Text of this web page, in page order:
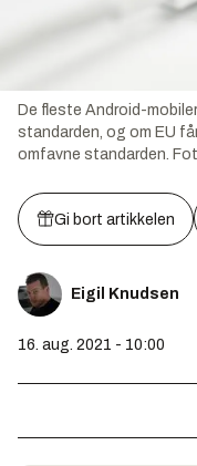
De fleste Android-
standarden, og om EU
omfavne standarden.
Gi bort artikkelen
Eigil Knudsen
16. aug. 2021 - 10:00